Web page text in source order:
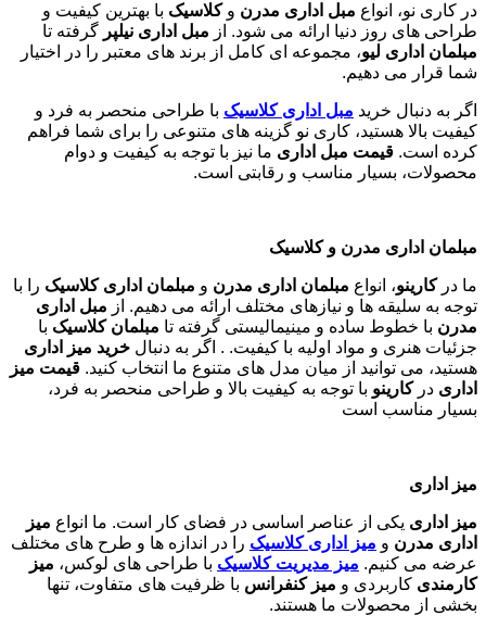
در کاری نو، انواع مبل اداری مدرن وکلاسیک با بهترین کیفیت و
طراحی های روز دنیا ارائه می شود. از مبل اداری نیلپر گرفته تا
مبلمان اداری لیو، مجموعه ای کامل از برند های معتبر را در اختیار
شما قرار می دهیم.
اگر به دنبال خرید مبل اداری کلاسیک با طراحی منحصر به فرد و
کیفیت بالا هستید، کاری نو گزینه های متنوعی را برای شما فراهم
کرده است. قیمت مبل اداری ما نیز با توجه به کیفیت و دوام
محصولات، بسیار مناسب و رقابتی است.
مبلمان اداری مدرن و کلاسیک
ما درکارینو، انواع مبلمان اداری مدرن و مبلمان اداری کلاسیک را با
توجه به سلیقه ها و نیازهای مختلف ارائه می دهیم. از مبل اداری
مدرن با خطوط ساده و مینیمالیستی گرفته تا مبلمان کلاسیک با
جزئیات هنری و مواد اولیه با کیفیت. . اگر به دنبال خرید میز اداری
هستید، می توانید از میان مدل های متنوع ما انتخاب کنید. قیمت میز
اداری درکارینو با توجه به کیفیت بالا و طراحی منحصر به فرد،
بسیار مناسب است
میز اداری
میز اداری یکی از عناصر اساسی در فضای کار است. ما انواع میز
اداری مدرن و میز اداری کلاسیک را در اندازه ها و طرح های مختلف
عرضه می کنیم. میز مدیریت کلاسیک با طراحی های لوکس، میز
کارمندی کاربردی و میز کنفرانس با ظرفیت های متفاوت، تنها
بخشی از محصولات ما هستند.